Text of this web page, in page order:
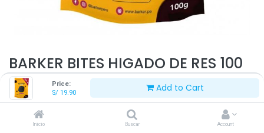
Price:
S/ 19.90 Add to Cart
Inicio Buscar Account
BARKER BITES HIGADO DE RES 100
G
19.90